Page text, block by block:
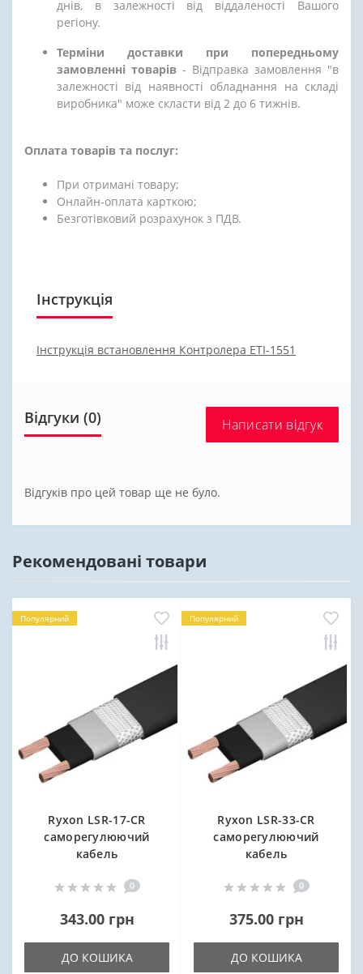
днів, в залежності від віддаленості Вашого
регіону.
Терміни доставки при попередньому
замовленні товарів - Відправка замовлення "в
залежності від наявності обладнання на складі
виробника" може скласти від 2 до 6 тижнів.
Оплата товарів та послуг:
При отримані товару;
Онлайн-оплата карткою;
Безготівковий розрахунок з ПДВ.
Інструкція
Інструкція встановлення Контролера ETI-1551
Відгуки (0) Написати відгук
Відгуків про цей товар ще не було.
Рекомендовані товари
Популярний
Ryxon LSR-17-CR
саморегулюючий
кабель
0
343.00 грн
ДО КОШИКА
Популярний
Ryxon LSR-33-CR
саморегулюючий
кабель
0
375.00 грн
ДО КОШИКА